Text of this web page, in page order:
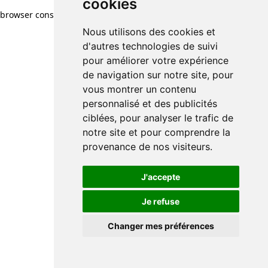
cookies
Nous utilisons des cookies et
d'autres technologies de suivi
pour améliorer votre expérience
de navigation sur notre site, pour
vous montrer un contenu
personnalisé et des publicités
ciblées, pour analyser le trafic de
notre site et pour comprendre la
provenance de nos visiteurs.
J'accepte
Je refuse
Changer mes préférences
browser console for more information)